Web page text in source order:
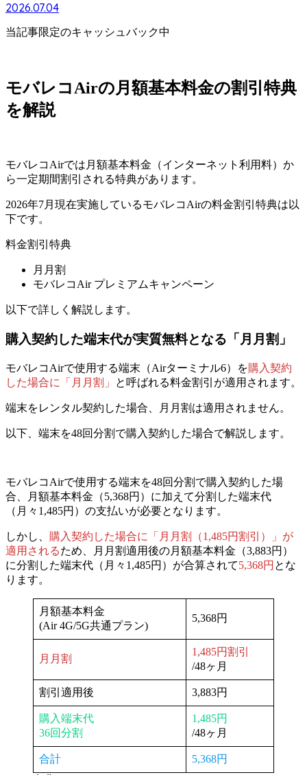
2026.07.04
当記事限定のキャッシュバック中
モバレコAirの月額基本料金の割引特典
を解説
モバレコAirでは月額基本料金（インターネット利用料）か
ら一定期間割引される特典があります。
2026年7月現在実施しているモバレコAirの料金割引特典は以
下です。
料金割引特典
月月割
モバレコAir プレミアムキャンペーン
以下で詳しく解説します。
購入契約した端末代が実質無料となる「月月割」
モバレコAirで使用する端末（Airターミナル6）を購入契約
した場合に「月月割」
と呼ばれる料金割引が適用されます。
端末をレンタル契約した場合、月月割は適用されません。
以下、端末を48回分割で購入契約した場合で解説します。
モバレコAirで使用する端末を48回分割で購入契約した場
合、月額基本料金（5,368円）に加えて分割した端末代
（月々1,485円）の支払いが必要となります。
しかし、 購入契約した場合に「月月割（1,485円割引）」が
適用されるため、
月月割適用後の月額基本料金（3,883円）
に分割した端末代（月々1,485円）が合算されて5,368円 とな
ります。
月額基本料金
(Air 4G/5G共通プラン)
5,368円
月月割
1,485円割引
/48ヶ月
割引適用後 3,883円
購入端末代
36回分割
1,485円
/48ヶ月
合計
5,368円